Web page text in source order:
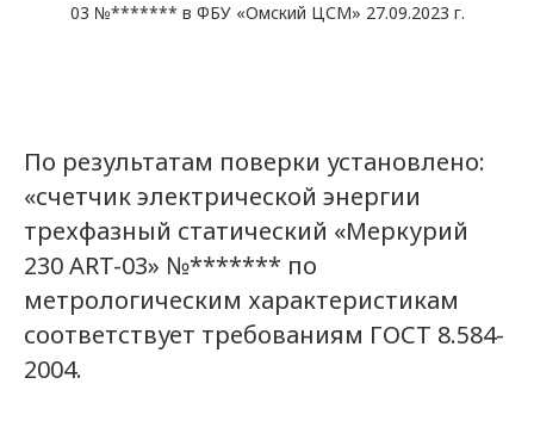
03 №******* в ФБУ «Омский ЦСМ» 27.09.2023 г.
По результатам поверки установлено:
«счетчик электрической энергии
трехфазный статический «Меркурий
230 ART-03» №******* по
метрологическим характеристикам
соответствует требованиям ГОСТ 8.584-
2004.